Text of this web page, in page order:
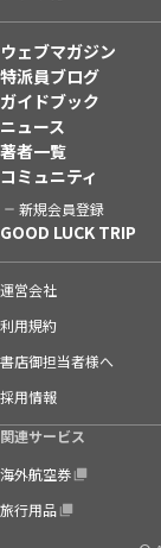
ウェブマガジン
特派員ブログ
ガイドブック
ニュース
著者一覧
コミュニティ
新規会員登録
GOOD LUCK TRIP
運営会社
利用規約
書店御担当者様へ
採用情報
関連サービス
海外航空券
旅行用品